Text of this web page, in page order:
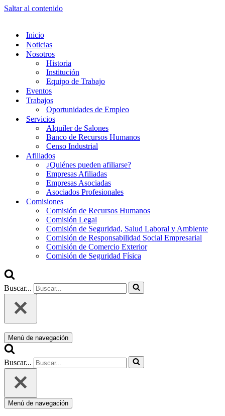
Saltar al contenido
Inicio
Noticias
Nosotros
Historia
Institución
Equipo de Trabajo
Eventos
Trabajos
Oportunidades de Empleo
Servicios
Alquiler de Salones
Banco de Recursos Humanos
Censo Industrial
Afiliados
¿Quiénes pueden afiliarse?
Empresas Afiliadas
Empresas Asociadas
Asociados Profesionales
Comisiones
Comisión de Recursos Humanos
Comisión Legal
Comisión de Seguridad, Salud Laboral y Ambiente
Comisión de Responsabilidad Social Empresarial
Comisión de Comercio Exterior
Comisión de Seguridad Física
Buscar...
Menú de navegación
Buscar...
Menú de navegación